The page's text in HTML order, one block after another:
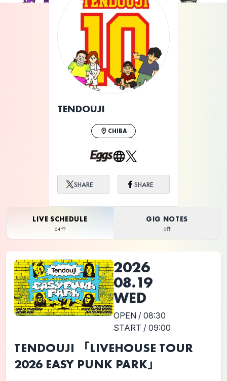
TENDOUJI
CHIBA
SHARE SHARE
LIVE SCHEDULE
54件
GIG NOTES
0件
2026
08.19
WED
OPEN / 08:30
START / 09:00
TENDOUJI 「LIVEHOUSE TOUR
2026 EASY PUNK PARK」